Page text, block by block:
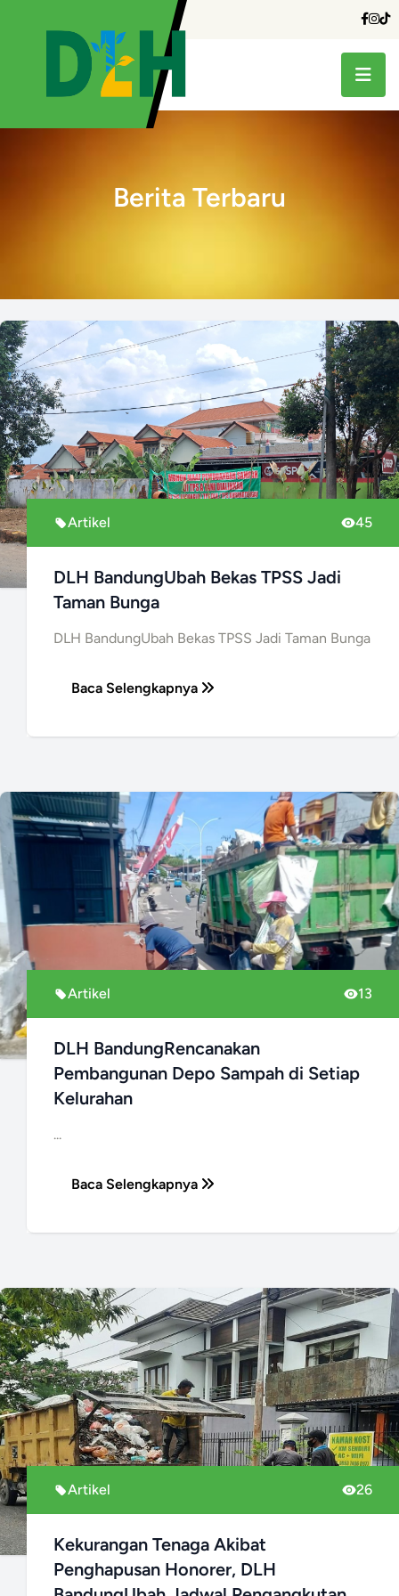
Berita Terbaru
Artikel 45
DLH BandungUbah Bekas TPSS Jadi
Taman Bunga
DLH BandungUbah Bekas TPSS Jadi Taman Bunga
Baca Selengkapnya
Artikel 13
DLH BandungRencanakan
Pembangunan Depo Sampah di Setiap
Kelurahan
...
Baca Selengkapnya
Artikel 26
Kekurangan Tenaga Akibat
Penghapusan Honorer, DLH